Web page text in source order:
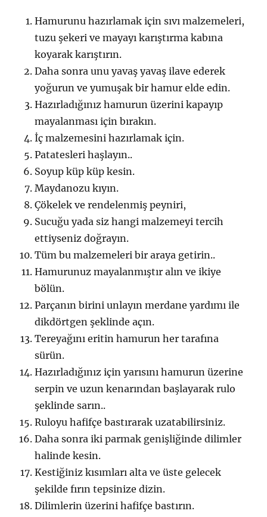
Hamurunu hazırlamak için sıvı malzemeleri,
tuzu şekeri ve mayayı karıştırma kabına
koyarak karıştırın.
Daha sonra unu yavaş yavaş ilave ederek
yoğurun ve yumuşak bir hamur elde edin.
Hazırladığınız hamurun üzerini kapayıp
mayalanması için bırakın.
İç malzemesini hazırlamak için.
Patatesleri haşlayın..
Soyup küp küp kesin.
Maydanozu kıyın.
Çökelek ve rendelenmiş peyniri,
Sucuğu yada siz hangi malzemeyi tercih
ettiyseniz doğrayın.
Tüm bu malzemeleri bir araya getirin..
Hamurunuz mayalanmıştır alın ve ikiye
bölün.
Parçanın birini unlayın merdane yardımı ile
dikdörtgen şeklinde açın.
Tereyağını eritin hamurun her tarafına
sürün.
Hazırladığınız için yarısını hamurun üzerine
serpin ve uzun kenarından başlayarak rulo
şeklinde sarın..
Ruloyu hafifçe bastırarak uzatabilirsiniz.
Daha sonra iki parmak genişliğinde dilimler
halinde kesin.
Kestiğiniz kısımları alta ve üste gelecek
şekilde fırın tepsinize dizin.
Dilimlerin üzerini hafifçe bastırın.